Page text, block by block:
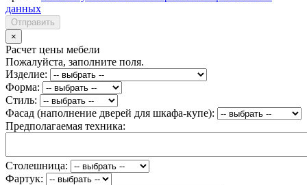
данных
Отправить
×
Расчет цены мебели
Пожалуйста, заполните поля.
Изделие:
Форма:
Стиль:
Фасад (наполнение дверей для шкафа-купе):
Предполагаемая техника:
Столешница:
Фартук: